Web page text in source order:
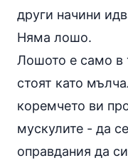
други начини
Няма лошо.
Лошото е само в
стоят като
коремчето ви
мускулите - да
оправдания да